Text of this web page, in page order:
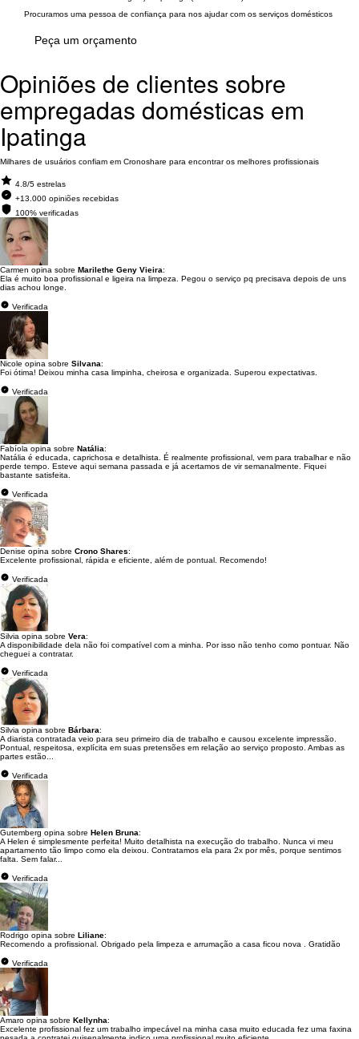
Procuramos uma pessoa de confiança para nos ajudar com os serviços domésticos
Peça um orçamento
Opiniões de clientes sobre
empregadas domésticas em
Ipatinga
Milhares de usuários confiam em Cronoshare para encontrar os melhores profissionais
4.8/5 estrelas
+13.000 opiniões recebidas
100% verificadas
Carmen opina sobre Marilethe Geny Vieira:
Ela é muito boa profissional e ligeira na limpeza. Pegou o serviço pq precisava depois de uns
dias achou longe.
Verificada
Nicole opina sobre Silvana:
Foi ótima! Deixou minha casa limpinha, cheirosa e organizada. Superou expectativas.
Verificada
Fabíola opina sobre Natália:
Natália é educada, caprichosa e detalhista. É realmente profissional, vem para trabalhar e não
perde tempo. Esteve aqui semana passada e já acertamos de vir semanalmente. Fiquei
bastante satisfeita.
Verificada
Denise opina sobre Crono Shares:
Excelente profissional, rápida e eficiente, além de pontual. Recomendo!
Verificada
Silvia opina sobre Vera:
A disponibilidade dela não foi compatível com a minha. Por isso não tenho como pontuar. Não
cheguei a contratar.
Verificada
Silvia opina sobre Bárbara:
A diarista contratada veio para seu primeiro dia de trabalho e causou excelente impressão.
Pontual, respeitosa, explícita em suas pretensões em relação ao serviço proposto. Ambas as
partes estão...
Verificada
Gutemberg opina sobre Helen Bruna:
A Helen é simplesmente perfeita! Muito detalhista na execução do trabalho. Nunca vi meu
apartamento tão limpo como ela deixou. Contratamos ela para 2x por mês, porque sentimos
falta. Sem falar...
Verificada
Rodrigo opina sobre Liliane:
Recomendo a profissional. Obrigado pela limpeza e arrumação a casa ficou nova . Gratidão
Verificada
Amaro opina sobre Kellynha:
Excelente profissional fez um trabalho impecável na minha casa muito educada fez uma faxina